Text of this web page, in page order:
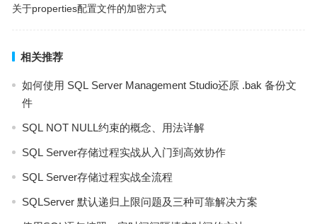
关于properties配置文件的加密方式
相关推荐
如何使用 SQL Server Management Studio还原 .bak 备份文
件
SQL NOT NULL约束的概念、用法详解
SQL Server存储过程实战从入门到高效协作
SQL Server存储过程实战全流程
SQLServer 默认递归上限问题及三种可靠解决方案